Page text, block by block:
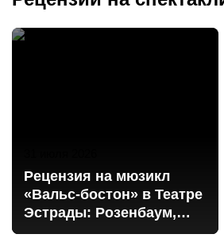
интересные постановки и планируйте
эмоциями, впечатлениями и
Рецензия на мюзикл
«Вальс-бостон» в Театре
Эстрады: Розенбаум,
острые козырьки и